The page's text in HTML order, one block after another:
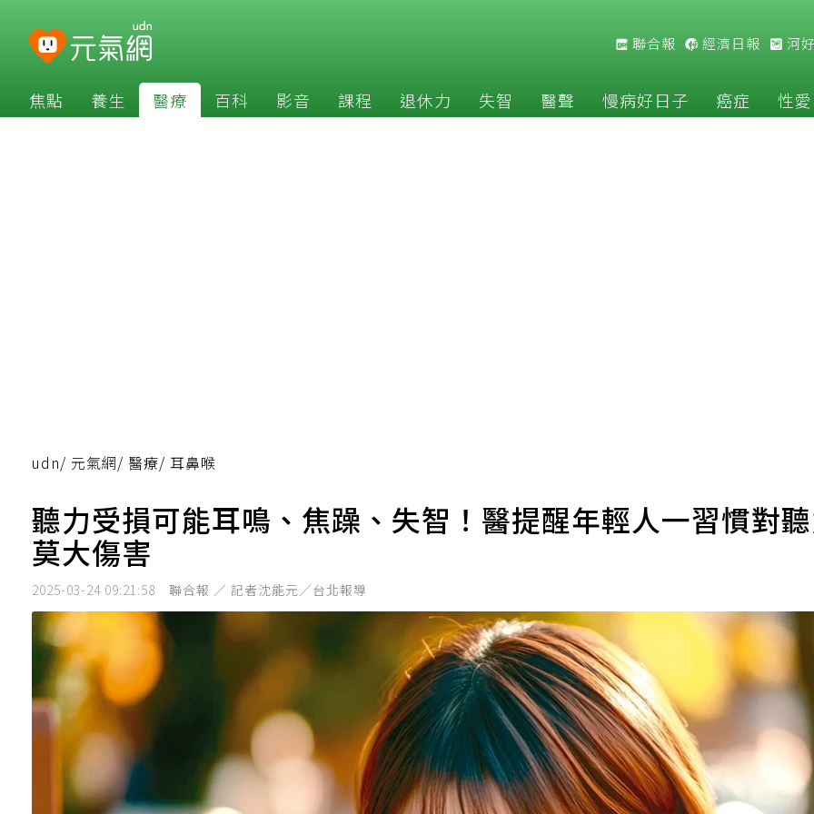
聯合報 經濟日報 河
焦點 養生 醫療 百科 影音 課程 退休力 失智 醫聲 慢病好日子 癌症 性愛
udn/ 元氣網/ 醫療/ 耳鼻喉
聽力受損可能耳鳴、焦躁、失智！醫提醒年輕人一習慣對
莫大傷害
2025-03-24 09:21:58 聯合報 ／ 記者沈能元／台北報導